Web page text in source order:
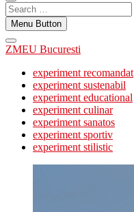
Search
…Menu Button
ZMEU Bucuresti
experiment recomandat
experiment sustenabil
experiment educational
experiment culinar
experiment sanatos
experiment sportiv
experiment stilistic